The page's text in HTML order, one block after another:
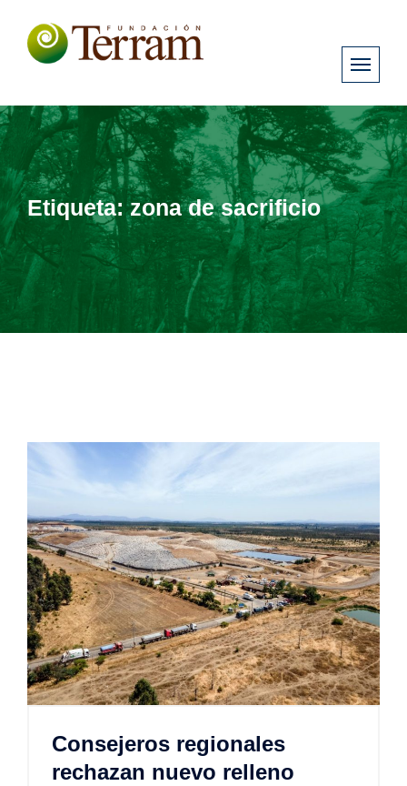
Etiqueta:zona de sacrificio
Consejeros regionales
rechazan nuevo relleno